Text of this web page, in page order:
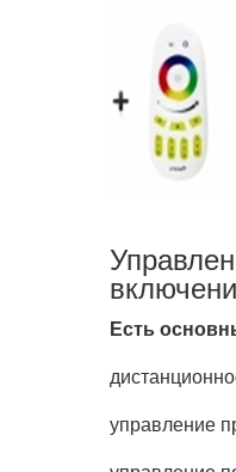
Есть
управление